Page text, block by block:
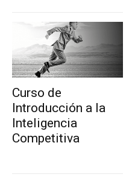
Curso de
Introducción a la
Inteligencia
Competitiva